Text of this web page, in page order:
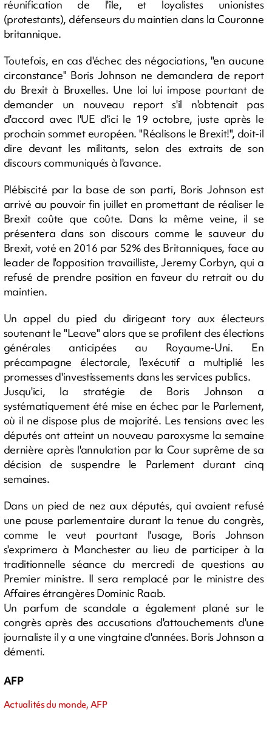
réunification de l'île, et loyalistes unionistes
(protestants), défenseurs du maintien dans la Couronne
britannique.
Toutefois, en cas d'échec des négociations, "en aucune
circonstance" Boris Johnson ne demandera de report
du Brexit à Bruxelles. Une loi lui impose pourtant de
demander un nouveau report s'il n'obtenait pas
d'accord avec l'UE d'ici le 19 octobre, juste après le
prochain sommet européen. "Réalisons le Brexit!", doit-il
dire devant les militants, selon des extraits de son
discours communiqués à l'avance.
Plébiscité par la base de son parti, Boris Johnson est
arrivé au pouvoir fin juillet en promettant de réaliser le
Brexit coûte que coûte. Dans la même veine, il se
présentera dans son discours comme le sauveur du
Brexit, voté en 2016 par 52% des Britanniques, face au
leader de l'opposition travailliste, Jeremy Corbyn, qui a
refusé de prendre position en faveur du retrait ou du
maintien.
Un appel du pied du dirigeant tory aux électeurs
soutenant le "Leave" alors que se profilent des élections
générales anticipées au Royaume-Uni. En
précampagne électorale, l'exécutif a multiplié les
promesses d'investissements dans les services publics.
Jusqu'ici, la stratégie de Boris Johnson a
systématiquement été mise en échec par le Parlement,
où il ne dispose plus de majorité. Les tensions avec les
députés ont atteint un nouveau paroxysme la semaine
dernière après l'annulation par la Cour suprême de sa
décision de suspendre le Parlement durant cinq
semaines.
Dans un pied de nez aux députés, qui avaient refusé
une pause parlementaire durant la tenue du congrès,
comme le veut pourtant l'usage, Boris Johnson
s'exprimera à Manchester au lieu de participer à la
traditionnelle séance du mercredi de questions au
Premier ministre. Il sera remplacé par le ministre des
Affaires étrangères Dominic Raab.
Un parfum de scandale a également plané sur le
congrès après des accusations d'attouchements d'une
journaliste il y a une vingtaine d'années. Boris Johnson a
démenti.
AFP
Actualités du monde, AFP